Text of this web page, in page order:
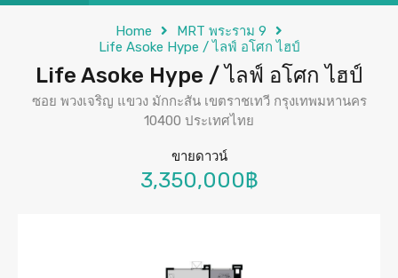
Home
MRT พระราม 9
Life Asoke Hype / ไลฟ์ อโศก ไฮป์
Life Asoke Hype / ไลฟ์ อโศก ไฮป์
ซอย พวงเจริญ แขวง มักกะสัน เขตราชเทวี กรุงเทพมหานคร
10400 ประเทศไทย
ขายดาวน์
3,350,000฿